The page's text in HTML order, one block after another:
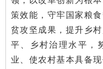
策效能，守牢国家粮
贫攻坚成果，提升乡
平、乡村治理水平，
业、使农村基本具备